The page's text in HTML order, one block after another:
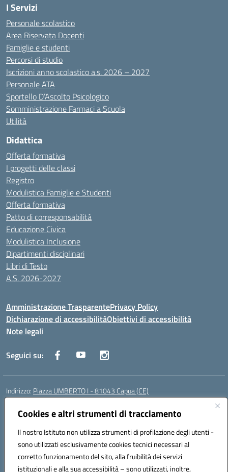
Cookies e altri strumenti di tracciamento
Il nostro Istituto non utilizza strumenti di profilazione degli utenti -
sono utilizzati esclusivamente cookies tecnici necessari al
corretto funzionamento del sito, alla fruibilità dei servizi
istituzionali e alla sua accessibilità – sono utilizzati, inoltre,
I Servizi
Personale scolastico
Area Riservata Docenti
Famiglie e studenti
Percorsi di studio
Iscrizioni anno scolastico a.s. 2026 – 2027
Personale ATA
Sportello D’Ascolto Psicologico
Somministrazione Farmaci a Scuola
Utilità
Didattica
Offerta formativa
I progetti delle classi
Registro
Modulistica Famiglie e Studenti
Offerta formativa
Patto di corresponsabilità
Educazione Civica
Modulistica Inclusione
Dipartimenti disciplinari
Libri di Testo
A.S. 2026-2027
Amministrazione TrasparentePrivacy Policy
Dichiarazione di accessibilitàObiettivi di accessibilità
Note legali
Seguici su:
Indirizzo: Piazza UMBERTO I - 81043 Capua (CE)
Centralino:
Posta elettronica certificata (PEC):cepm03000d@pec.istruzione.it
Codice fiscale: 93034560610
Codice meccanografico:CEPM03000D
Codice Indice delle Pubbliche Amministrazioni (IPA): istsc_cepm03000d
Codice unico di fatturazione (CUF): UF7IYN